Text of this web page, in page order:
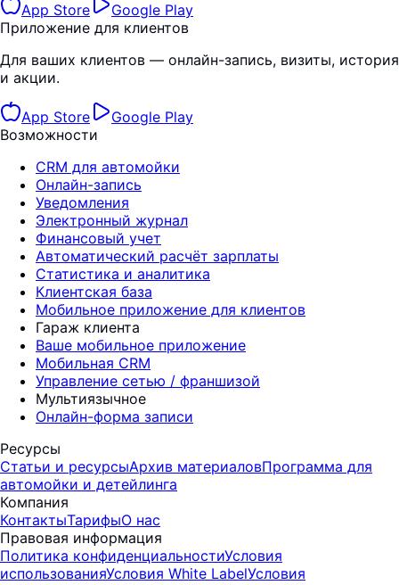
App Store
Google Play
Приложение для клиентов
Для ваших клиентов — онлайн-запись, визиты, история
и акции.
App Store
Google Play
Возможности
CRM для автомойки
Онлайн-запись
Уведомления
Электронный журнал
Финансовый учет
Автоматический расчёт зарплаты
Статистика и аналитика
Клиентская база
Мобильное приложение для клиентов
Гараж клиента
Ваше мобильное приложение
Мобильная CRM
Управление сетью / франшизой
Мультиязычное
Онлайн-форма записи
Ресурсы
Статьи и ресурсыАрхив материаловПрограмма для
автомойки и детейлинга
Компания
КонтактыТарифыО нас
Правовая информация
Политика конфиденциальностиУсловия
использованияУсловия White LabelУсловия